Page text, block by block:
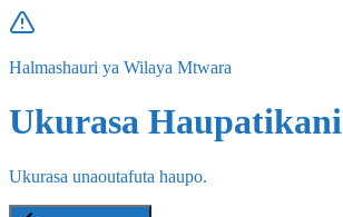
Halmashauri ya Wilaya Mtwara
Ukurasa Haupatikani
Ukurasa unaoutafuta haupo.